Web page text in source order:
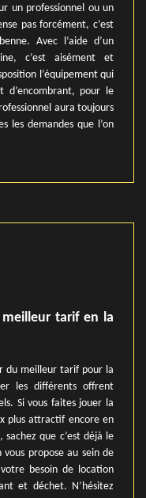
un professionnel ou un
pas forcément, c’est
Avec l’aide d’un
c’est aisément et
l’équipement qui
d’encombrant, pour le
aura toujours
les demandes que l’on
tarif en la
du meilleur tarif pour la
les différents offrent
Si vous faites jouer la
plus attractif encore en
que c’est déjà le
propose au sein de
besoin de location
et déchet. N’hésitez